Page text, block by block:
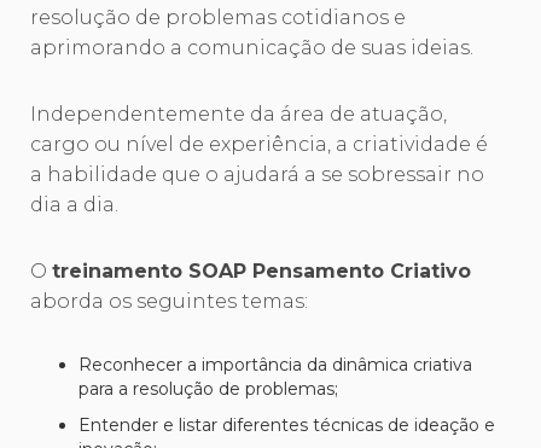
resolução de problemas cotidianos e
aprimorando a comunicação de suas ideias.
Independentemente da área de atuação,
cargo ou nível de experiência, a criatividade é
a habilidade que o ajudará a se sobressair no
dia a dia.
O treinamento SOAP Pensamento Criativo
aborda os seguintes temas:
Reconhecer a importância da dinâmica criativa
para a resolução de problemas;
Entender e listar diferentes técnicas de ideação e